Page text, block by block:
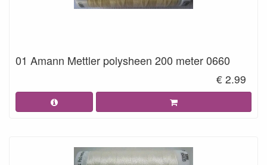
01 Amann Mettler polysheen 200 meter 0660
€ 2.99